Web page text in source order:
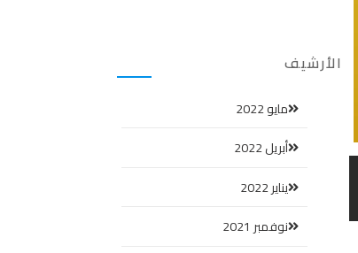
الأرشيف
مايو 2022
أبريل 2022
يناير 2022
نوفمبر 2021